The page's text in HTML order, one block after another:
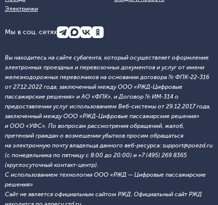
Электрички
Мы в соц. сетях
Вы находитесь на сайте субагента, который осуществляет оформление
электронных проездных и перевозочных документов и услуг от имени
железнодорожных перевозчиков на основании договора № ФПК-22-316
от 27.12.2022 года, заключенный между ООО «РЖД-Цифровые
пассажирские решения» и АО «ФПК», и Договор № ИМ-314 о
предоставлении услуг использованием Веб-системы от 29.12.2017 года,
заключенный между ООО «РЖД-Цифровые пассажирские решения»
и ООО «УФС». По вопросам рассмотрения обращений, жалоб,
претензий граждан о возмещении убытков просим обращаться
на электронную почту владельца данного веб-ресурса: support@poezd.ru
(с понедельника по пятницу с 8:00 до 20:00) и +7 (495) 269 8365
(круглосуточный контакт-центр).
С использованием технологии ООО «РЖД — Цифровые пассажирские
решения»
Сайт не является официальным сайтом РЖД. Официальный сайт РЖД